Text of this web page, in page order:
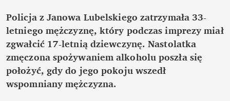
Policja z Janowa Lubelskiego zatrzymała 33-
letniego mężczyznę, który podczas imprezy miał
zgwałcić 17-letnią dziewczynę. Nastolatka
zmęczona spożywaniem alkoholu poszła się
położyć, gdy do jego pokoju wszedł
wspomniany mężczyzna.